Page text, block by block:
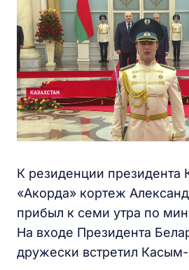
К резиденции президента
«Акорда» кортеж
прибыл к семи утра по
На входе Президента
дружески встретил